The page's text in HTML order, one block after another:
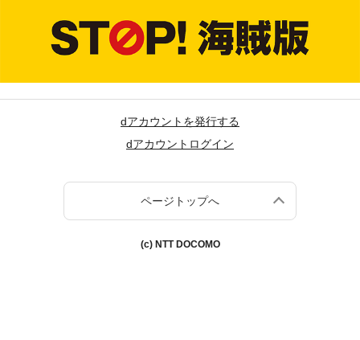
dアカウントを発行する
dアカウントログイン
ページトップへ
(c) NTT DOCOMO